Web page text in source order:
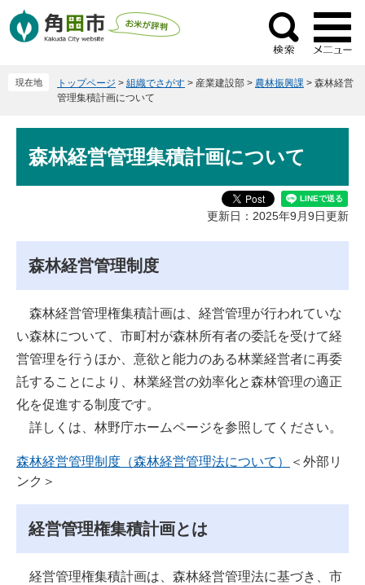
ー
ニ
検
索
現在地 トップページ > 組織でさがす > 産業建設部 > 農林振興課 > 森林経営
管理集積計画について
文森林経営管理集積計画について
更新日：2025年9月9日更新
森林経営管理制度
森林経営管理権集積計画は、経営管理が行われていな
い森林について、市町村が森林所有者の委託を受けて経
営管理を行うほか、意欲と能力のある林業経営者に再委
託することにより、林業経営の効率化と森林管理の適正
化を促進する制度です。
詳しくは、林野庁ホームページを参照してください。
森林経営管理制度（森林経営管理法について）
＜外部リ
ンク＞
経営管理権集積計画とは
経営管理権集積計画は、森林経営管理法に基づき、市